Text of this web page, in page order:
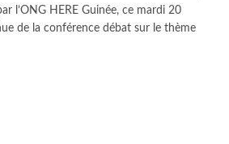
l’ONG HERE Guinée, ce mardi 20
de la conférence débat sur le thème